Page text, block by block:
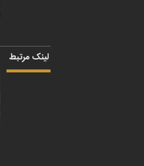
لینک مرتبط